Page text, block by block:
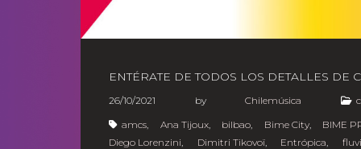
ENTÉRATE DE TODOS LOS DETALLES
26/10/2021 byChilemúsica
amcs, Ana Tijoux, bilbao, Bime City, BIME
Diego Lorenzini, Dimitri Tikovoï, Entrópica,